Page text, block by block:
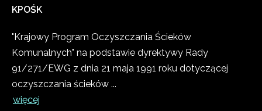
KPOŚK
"Krajowy Program Oczyszczania Ścieków
Komunalnych" na podstawie dyrektywy Rady
91/271/EWG z dnia 21 maja 1991 roku dotyczącej
oczyszczania ścieków ...
więcej